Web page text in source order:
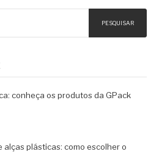
PESQUISAR
conheça os produtos da GPack
alças plásticas: como escolher o